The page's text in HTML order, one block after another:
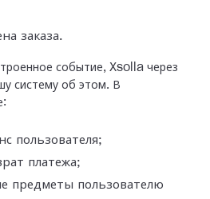
заказа.
событие, Xsolla через
систему об этом. В
пользователя;
платежа;
предметы пользователю